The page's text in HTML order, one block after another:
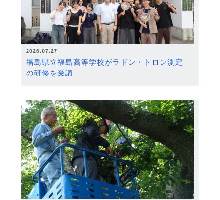
2026.07.27
福島県立福島高等学校がラドン・トロン測定
の研修を受講